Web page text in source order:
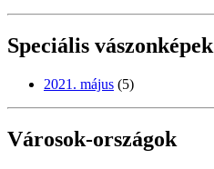
Speciális vászonképek
2021. május (5)
Városok-országok